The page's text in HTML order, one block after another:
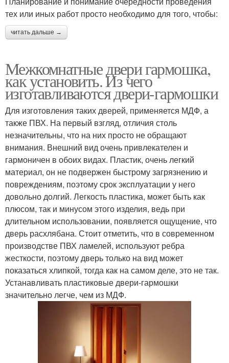
тех или иных работ просто необходимо для того, чтобы:
читать дальше →
Межкомнатные двери гармошка,
как установить. Из чего
изготавливаются двери-гармошки
Для изготовления таких дверей, применяется МДФ, а
также ПВХ. На первый взгляд, отличия столь
незначительны, что на них просто не обращают
внимания. Внешний вид очень привлекателен и
гармоничен в обоих видах. Пластик, очень легкий
материал, он не подвержен быстрому загрязнению и
повреждениям, поэтому срок эксплуатации у него
довольно долгий. Легкость пластика, может быть как
плюсом, так и минусом этого изделия, ведь при
длительном использовании, появляется ощущение, что
дверь расхлябана. Стоит отметить, что в современном
производстве ПВХ ламелей, используют ребра
жесткости, поэтому дверь только на вид может
показаться хлипкой, тогда как на самом деле, это не так.
Устанавливать пластиковые двери-гармошки
значительно легче, чем из МДФ.